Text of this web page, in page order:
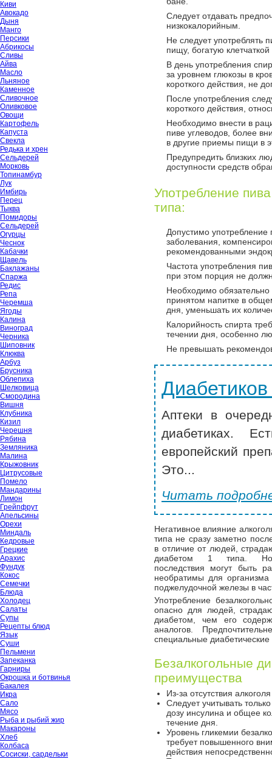
Киви
Авокадо
Дыня
Манго
Персики
Абрикосы
Сливы
Айва
Масло
Льняное
Каменное
Сливочное
Оливковое
Овощи
Картофель
Капуста
Свекла
Редька и хрен
Сельдерей
Морковь
Топинамбур
Лук
Имбирь
Перец
Тыква
Помидоры
Сельдерей
Огурцы
Чеснок
Кабачки
Щавель
Баклажаны
Спаржа
Редис
Репа
Черемша
Ягоды
Калина
Виноград
Черника
Шиповник
Клюква
Арбуз
Брусника
Облепиха
Шелковица
Смородина
Вишня
Клубника
Кизил
Черешня
Рябина
Земляника
Малина
Крыжовник
Цитрусовые
Помело
Мандарины
Лимон
Грейпфрут
Апельсины
Орехи
Миндаль
Кедровые
Грецкие
Арахис
Фундук
Кокос
Семечки
Блюда
Холодец
Салаты
Супы
Рецепты блюд
Язык
Суши
Пельмени
Запеканка
Гарниры
Окрошка и ботвинья
Бакалея
Икра
Сало
Мясо
Рыба и рыбий жир
Макароны
Хлеб
Колбаса
Сосиски, сардельки
Следует отдавать
низкокалорийным.
Не следует употреблять
пищу, богатую
В день употребления
за уровнем глюкозы в
короткого действия, не
После употребления
короткого действия,
Необходимо внести в
пиве углеводов, более
в другие приемы пищи в
Предупредить близких
доступности средств
Употребление
типа:
Допустимо употребление
заболевания,
рекомендованными
Частота употребления
при этом порция не
Необходимо обязательно
принятом напитке в
дня, уменьшать их
Калорийность спирта
течении дня, особенно
Не превышать
Аптеки в
диабетиках.
европейский
Это...
Читать
Негативное влияние
типа не сразу заметно
в отличие от людей,
диабетом 1 типа. Но
последствия могут быть
необратимы для
поджелудочной железы в
Употребление
опасно для людей,
диабетом, чем его
аналогов.
специальные диабетические
Безалкогольные
преимущества
Из-за отсутствия
Следует учитывать
дозу инсулина и общее
течение дня.
Уровень гликемии
требует повышенного
действия